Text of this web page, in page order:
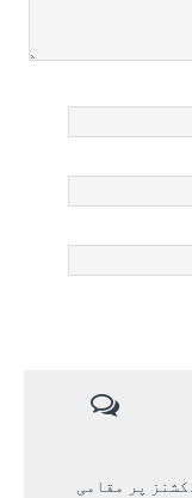
پر مقامی